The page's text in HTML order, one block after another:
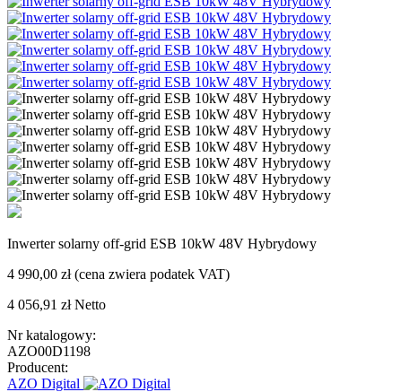
Inwerter solarny off-grid ESB 10kW 48V Hybrydowy
4 990,00 zł(cena zwiera podatek VAT)
4 056,91 złNetto
Nr katalogowy:
AZO00D1198
Producent:
AZO Digital